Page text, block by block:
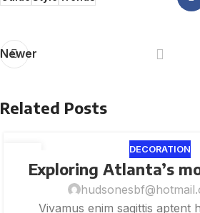
Newer
Related Posts
8 月
DECORATION
Exploring Atlanta’s
Vivamus enim sagittis aptent